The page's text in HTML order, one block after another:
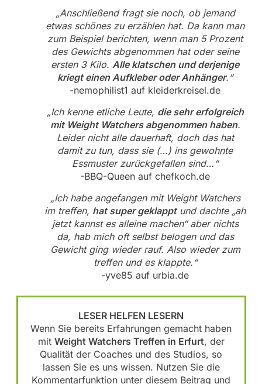
„Anschließend fragt sie noch, ob jemand
etwas schönes zu erzählen hat. Da kann man
zum Beispiel berichten, wenn man 5 Prozent
des Gewichts abgenommen hat oder seine
ersten 3 Kilo. Alle klatschen und derjenige
kriegt einen Aufkleber oder Anhänger.“
-nemophilist1 auf kleiderkreisel.de
„Ich kenne etliche Leute, die sehr erfolgreich
mit Weight Watchers abgenommen haben.
Leider nicht alle dauerhaft, doch das hat
damit zu tun, dass sie (…) ins gewohnte
Essmuster zurückgefallen sind…“
-BBQ-Queen auf chefkoch.de
„Ich habe angefangen mit Weight Watchers
im treffen, hat super geklapptund dachte „ah
jetzt kannst es alleine machen“ aber nichts
da, hab mich oft selbst belogen und das
Gewicht ging wieder rauf. Also wieder zum
treffen und es klappte.“
-yve85 auf urbia.de
LESER HELFEN LESERN
Wenn Sie bereits Erfahrungen gemacht haben
mit Weight Watchers Treffen in Erfurt, der
Qualität der Coaches und des Studios, so
lassen Sie es uns wissen. Nutzen Sie die
Kommentarfunktion unter diesem Beitrag und